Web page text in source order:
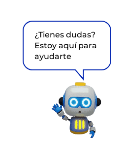
¿Tienes dudas?
Estoy aquí para
ayudarte